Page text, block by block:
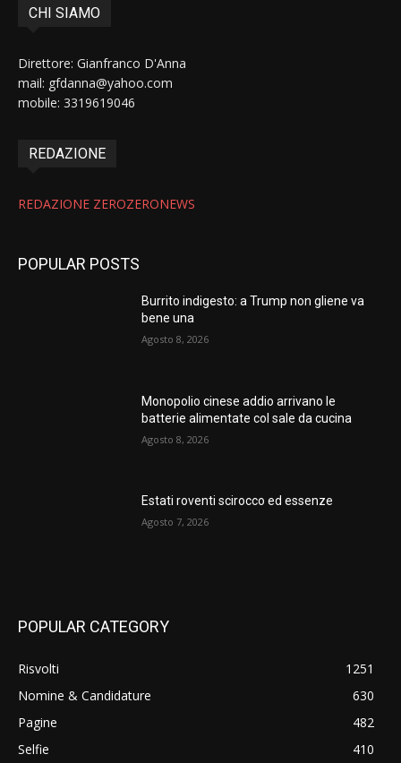
CHI SIAMO
Direttore: Gianfranco D'Anna
mail: gfdanna@yahoo.com
mobile: 3319619046
REDAZIONE
REDAZIONE ZEROZERONEWS
POPULAR POSTS
Burrito indigesto: a Trump non gliene va
bene una
Agosto 8, 2026
Monopolio cinese addio arrivano le
batterie alimentate col sale da cucina
Agosto 8, 2026
Estati roventi scirocco ed essenze
Agosto 7, 2026
POPULAR CATEGORY
Risvolti
1251
Nomine & Candidature
630
Pagine
482
Selfie
410